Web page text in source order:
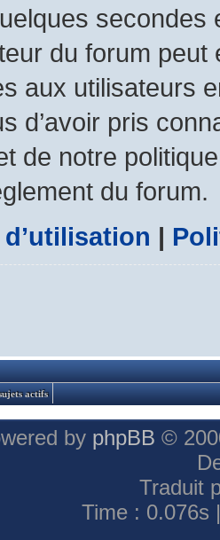
du forum
aux utilisateurs
d’avoir pris
de notre
du forum.
|
actifs
by phpBB ©
Traduit
Time : 0.076s